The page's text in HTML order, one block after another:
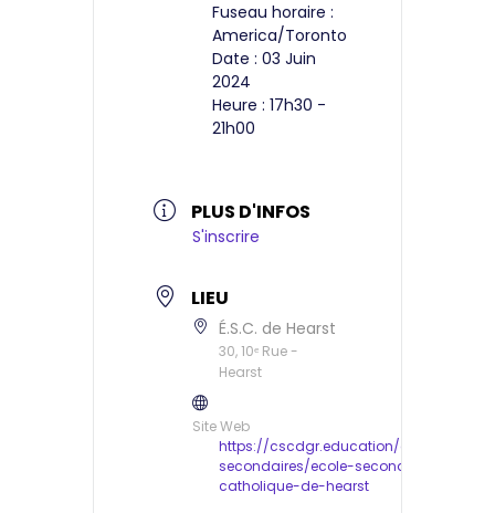
Fuseau horaire :
America/Toronto
Date : 03 Juin
2024
Heure : 17h30 -
21h00
PLUS D'INFOS
S'inscrire
LIEU
É.S.C. de Hearst
30, 10ᵉ Rue -
Hearst
Site Web
https://cscdgr.education/ecoles-
secondaires/ecole-secondaire-
catholique-de-hearst